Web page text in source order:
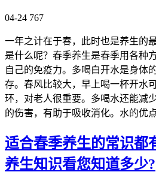
04-24 767
一年之计在于春，此时也是养生的
是什么呢？春季养生是春季用各种
自己的免疫力。多喝白开水是身体
存。春风比较大，早上喝一杯开水
环，对老人很重要。多喝水还能减
的伤害，有助于吸收消化。水的优
适合春季养生的常识都
养生知识看您知道多少?